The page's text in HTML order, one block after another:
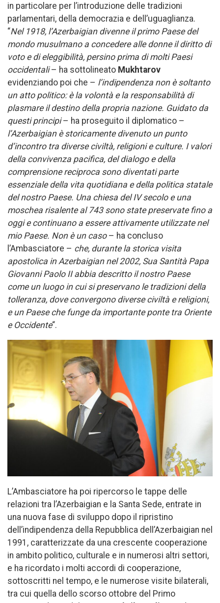
in particolare per l’introduzione delle tradizioni
parlamentari, della democrazia e dell’uguaglianza.
“Nel 1918, l’Azerbaigian divenne il primo Paese del
mondo musulmano a concedere alle donne il diritto di
voto e di eleggibilità, persino prima di molti Paesi
occidentali– ha sottolineato Mukhtarov
evidenziando poi che – l’indipendenza non è soltanto
un atto politico: è la volontà e la responsabilità di
plasmare il destino della propria nazione. Guidato da
questi principi– ha proseguito il diplomatico –
l’Azerbaigian è storicamente divenuto un punto
d’incontro tra diverse civiltà, religioni e culture. I valori
della convivenza pacifica, del dialogo e della
comprensione reciproca sono diventati parte
essenziale della vita quotidiana e della politica statale
del nostro Paese. Una chiesa del IV secolo e una
moschea risalente al 743 sono state preservate fino a
oggi e continuano a essere attivamente utilizzate nel
mio Paese. Non è un caso – ha concluso
l’Ambasciatore – che, durante la storica visita
apostolica in Azerbaigian nel 2002, Sua Santità Papa
Giovanni Paolo II abbia descritto il nostro Paese
come un luogo in cui si preservano le tradizioni della
tolleranza, dove convergono diverse civiltà e religioni,
e un Paese che funge da importante ponte tra Oriente
e Occidente“.
L’Ambasciatore ha poi ripercorso le tappe delle
relazioni tra l’Azerbaigian e la Santa Sede, entrate in
una nuova fase di sviluppo dopo il ripristino
dell’indipendenza della Repubblica dell’Azerbaigian nel
1991, caratterizzate da una crescente cooperazione
in ambito politico, culturale e in numerosi altri settori,
e ha ricordato i molti accordi di cooperazione,
sottoscritti nel tempo, e le numerose visite bilaterali,
tra cui quella dello scorso ottobre del Primo